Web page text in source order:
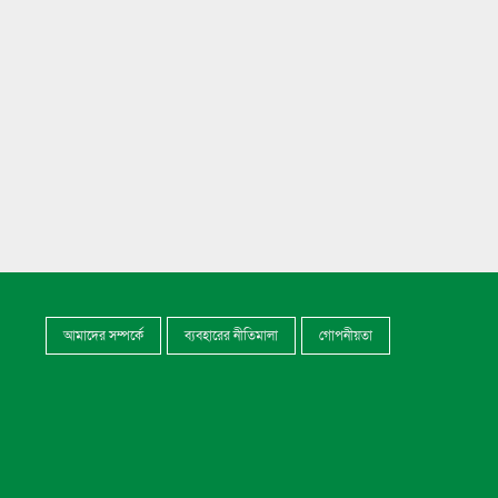
আমাদের সম্পর্কে ব্যবহারের নীতিমালা গোপনীয়তা